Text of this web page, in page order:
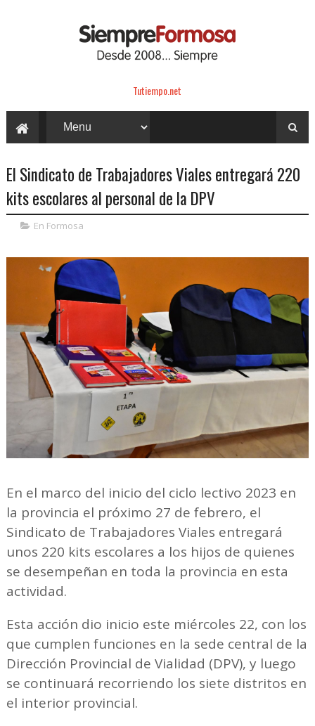
Tutiempo.net
El Sindicato de Trabajadores Viales entregará 220
kits escolares al personal de la DPV
En Formosa
En el marco del inicio del ciclo lectivo 2023 en
la provincia el próximo 27 de febrero, el
Sindicato de Trabajadores Viales entregará
unos 220 kits escolares a los hijos de quienes
se desempeñan en toda la provincia en esta
actividad.
Esta acción dio inicio este miércoles 22, con los
que cumplen funciones en la sede central de la
Dirección Provincial de Vialidad (DPV), y luego
se continuará recorriendo los siete distritos en
el interior provincial.